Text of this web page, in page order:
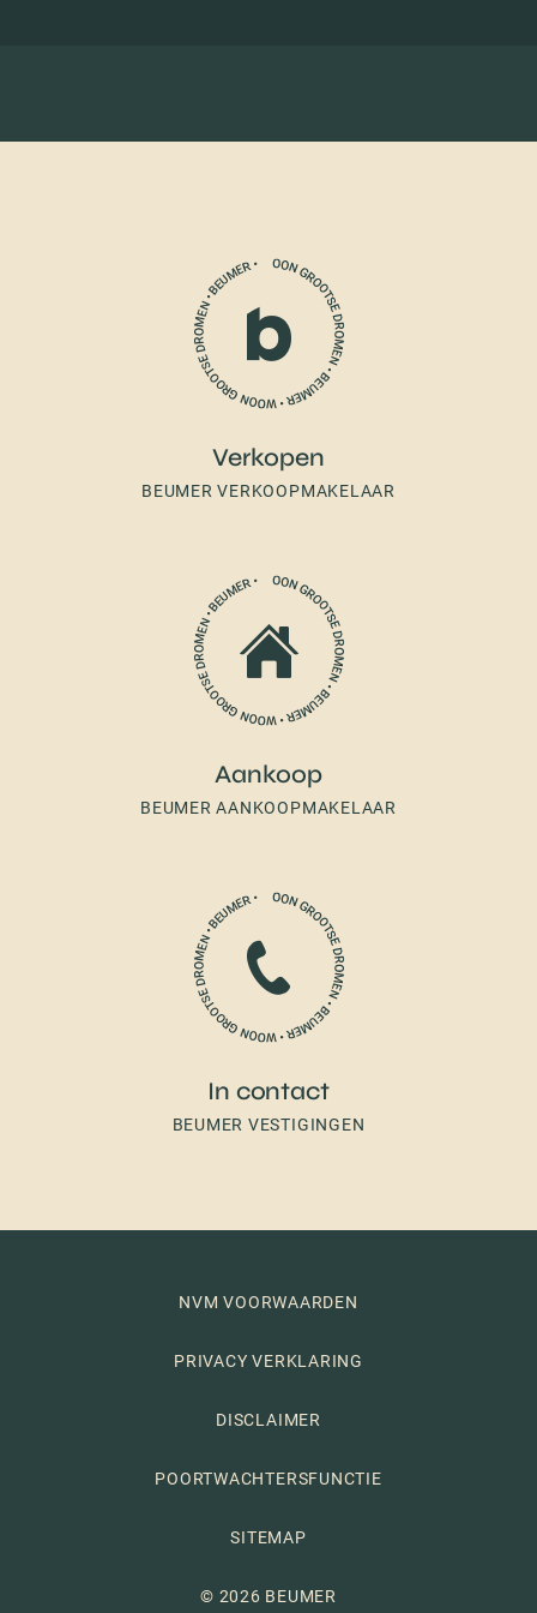
Verkopen
BEUMER VERKOOPMAKELAAR
Aankoop
BEUMER AANKOOPMAKELAAR
In contact
BEUMER VESTIGINGEN
NVM VOORWAARDEN
PRIVACY VERKLARING
DISCLAIMER
POORTWACHTERSFUNCTIE
SITEMAP
© 2026 BEUMER